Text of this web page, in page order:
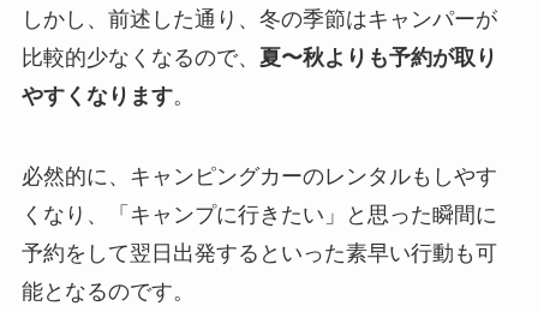
しかし、前述した通り、冬の季節はキャンパーが
比較的少なくなるので、 夏〜秋よりも予約が取り
やすくなります。
必然的に、キャンピングカーのレンタルもしやす
くなり、「キャンプに行きたい」と思った瞬間に
予約をして翌日出発するといった素早い行動も可
能となるのです。